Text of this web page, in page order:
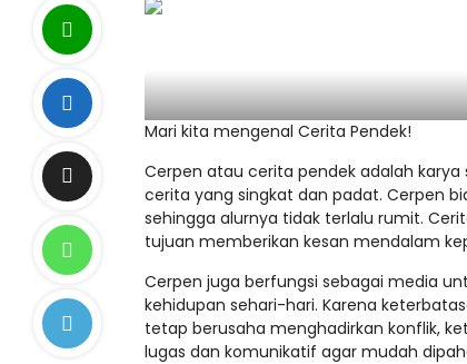
Mari kita mengenal Cerita Pendek!
Cerpen atau cerita pendek adalah
cerita yang singkat dan padat. Cerpen
sehingga alurnya tidak terlalu rumit.
tujuan memberikan kesan mendalam
Cerpen juga berfungsi sebagai media
kehidupan sehari-hari. Karena
tetap berusaha menghadirkan konflik,
lugas dan komunikatif agar mudah